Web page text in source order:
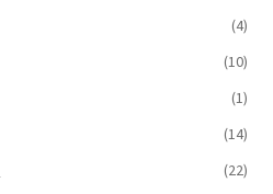
(4)
(10)
(1)
(14)
(22)